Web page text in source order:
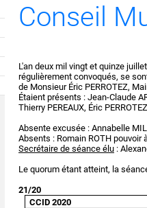
Conseil
L'an deux mil vingt et quinze
régulièrement convoqués, se
de Monsieur Éric PERROTEZ,
Étaient présents : Jean-Claude
Thierry PEREAUX, Éric
Absente excusée : Annabelle
Absents : Romain ROTH pouvoir
Secrétaire de séance élu :
Le quorum étant atteint, la
21/20
CCID 2020